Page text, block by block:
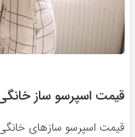
قیمت اسپرسو ساز
قیمت اسپرسو سازهای